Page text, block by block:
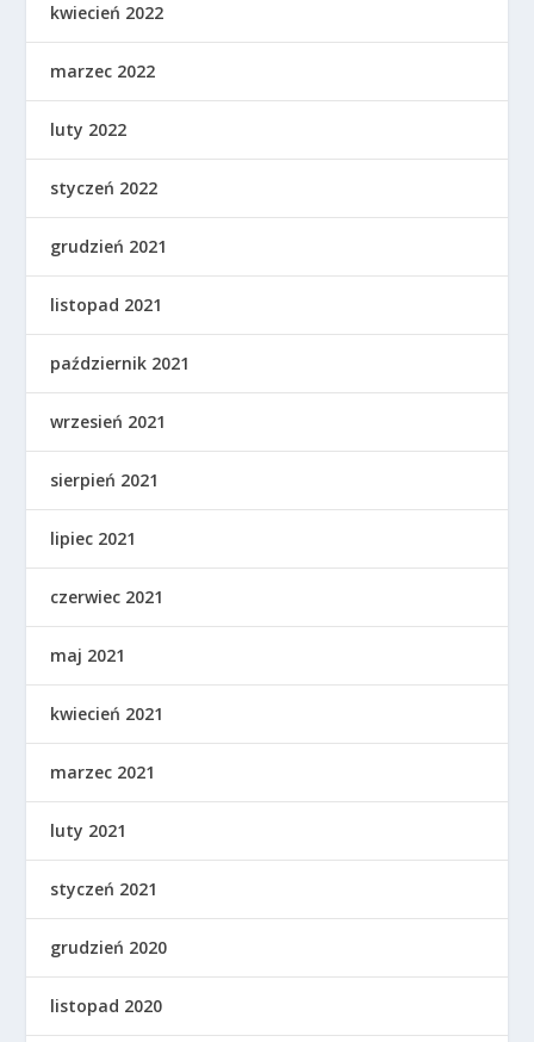
kwiecień 2022
marzec 2022
luty 2022
styczeń 2022
grudzień 2021
listopad 2021
październik 2021
wrzesień 2021
sierpień 2021
lipiec 2021
czerwiec 2021
maj 2021
kwiecień 2021
marzec 2021
luty 2021
styczeń 2021
grudzień 2020
listopad 2020